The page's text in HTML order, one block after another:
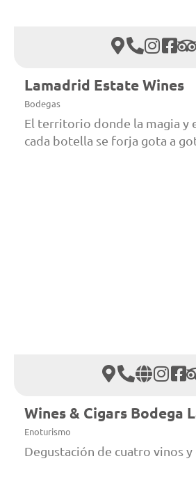
Lamadrid Estate Wines
Bodegas
El territorio donde la magia y
cada botella se forja gota a
Wines & Cigars Bodega
Enoturismo
Degustación de cuatro vinos y